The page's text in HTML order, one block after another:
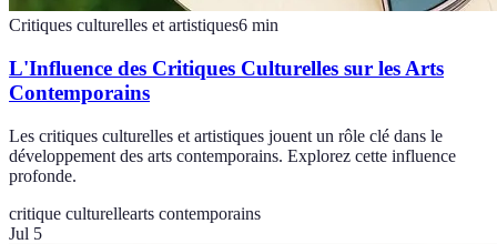
Critiques culturelles et artistiques6 min
L'Influence des Critiques Culturelles sur les Arts
Contemporains
Les critiques culturelles et artistiques jouent un rôle clé dans le
développement des arts contemporains. Explorez cette influence
profonde.
critique culturellearts contemporains
Jul 5